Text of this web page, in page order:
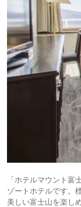
「ホテルマウント富
ゾートホテルです。
美しい富士山を楽し